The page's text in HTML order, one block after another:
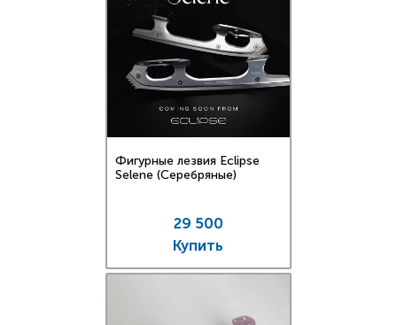
Фигурные лезвия Eclipse
Selene (Серебряные)
29 500
Купить